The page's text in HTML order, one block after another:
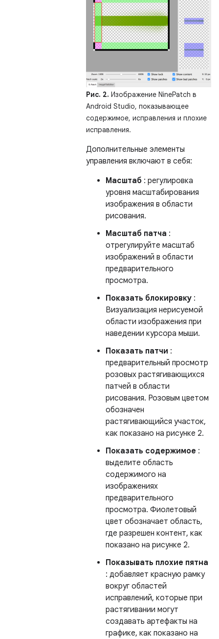
Рис. 2. Изображение NinePatch в
Android Studio, показывающее
содержимое, исправления и плохие
исправления.
Дополнительные элементы
управления включают в себя:
Масштаб : регулировка
уровня масштабирования
изображения в области
рисования.
Масштаб патча :
отрегулируйте масштаб
изображений в области
предварительного
просмотра.
Показать блокировку :
Визуализация нерисуемой
области изображения при
наведении курсора мыши.
Показать патчи :
предварительный просмотр
розовых растягивающихся
патчей в области
рисования. Розовым цветом
обозначен
растягивающийся участок,
как показано на рисунке 2.
Показать содержимое :
выделите область
содержимого на
изображениях
предварительного
просмотра. Фиолетовый
цвет обозначает область,
где разрешен контент, как
показано на рисунке 2.
Показывать плохие пятна
: добавляет красную рамку
вокруг областей
исправлений, которые при
растягивании могут
создавать артефакты на
графике, как показано на